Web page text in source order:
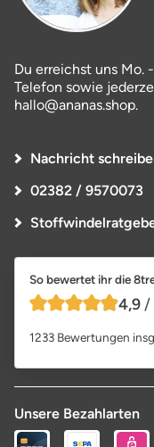
Du erreichst uns Mo.
Telefon sowie
hallo@ananas.shop.
Nachricht
02382 / 9570073
So bewertet ihr die
4,9 von 5 Sternen
4,9 /
1233 Bewertungen
Unsere Bezahlarten